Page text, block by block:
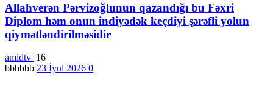
Allahverən Pərvizoğlunun qazandığı bu Fəxri
Diplom həm onun indiyədək keçdiyi şərəfli yolun
qiymətləndirilməsidir
amidtv 16
bbbbbb 23 İyul 2026 0